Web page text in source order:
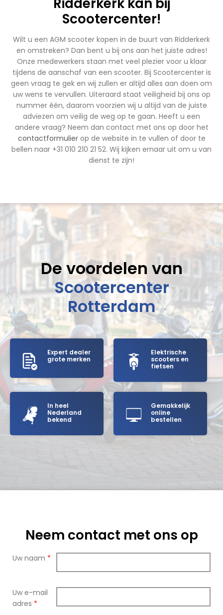
Scootercenter!
Wilt u een AGM scooter kopen in de buurt van Ridderkerk
en omstreken? Dan bent u bij ons aan het juiste adres!
Onze medewerkers staan met veel plezier voor u klaar
tijdens de aanschaf van een scooter. Bij Scootercenter is
geen vraag te gek en wij zullen er altijd alles aan doen om
uw wens te vervullen. Uiteraard staat veiligheid bij ons op
nummer één, daarom voorzien wij u altijd van de juiste
adviezen om veilig de weg op te gaan. Heeft u een
andere vraag? Neem dan contact met ons op door het
contactformulierop de website in te vullen of door te
bellen naar +31 010 210 21 52. Wij kijken ernaar uit om u van
dienst te zijn!
De voordelen van
Scootercenter
Rotterdam
Expert dealer
grote merken
Elektrische
scooters en
fietsen
In heel
Nederland
bekend
Gemakkelijk
online
bestellen
Neem contact met ons op
Uw naam *
Uw e-mail
adres *